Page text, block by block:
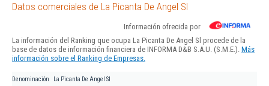
Datos comerciales de La Picanta De Angel Sl
Información ofrecida por
La información del Ranking que ocupa La Picanta De Angel Sl procede de la
base de datos de información financiera de INFORMA D&B S.A.U. (S.M.E.). Más
información sobre el Ranking de Empresas.
Denominación La Picanta De Angel Sl